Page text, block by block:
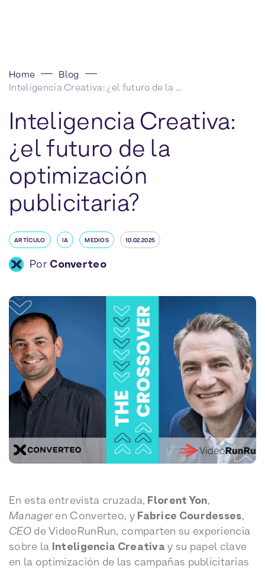
Home
Blog
Inteligencia Creativa: ¿el futuro de la optimización publicitaria?
Inteligencia Creativa:
¿el futuro de la
optimización
publicitaria?
ARTÍCULO IA MEDIOS 10.02.2025
Por Converteo
En esta entrevista cruzada, Florent Yon,
Manageren Converteo, y Fabrice Courdesses,
CEOde VideoRunRun, comparten su experiencia
sobre la Inteligencia Creativa y su papel clave
en la optimización de las campañas publicitarias